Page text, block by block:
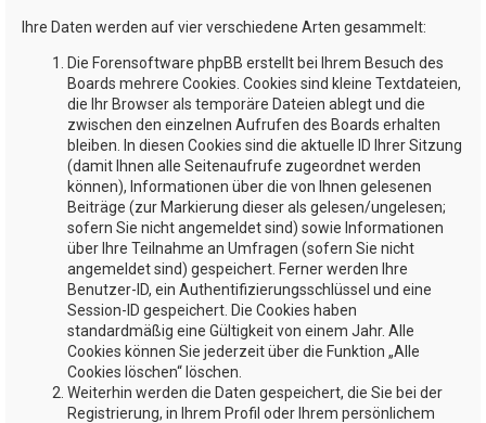
Ihre Daten werden auf vier verschiedene Arten gesammelt:
Die Forensoftware phpBB erstellt bei Ihrem Besuch des
Boards mehrere Cookies. Cookies sind kleine Textdateien,
die Ihr Browser als temporäre Dateien ablegt und die
zwischen den einzelnen Aufrufen des Boards erhalten
bleiben. In diesen Cookies sind die aktuelle ID Ihrer Sitzung
(damit Ihnen alle Seitenaufrufe zugeordnet werden
können), Informationen über die von Ihnen gelesenen
Beiträge (zur Markierung dieser als gelesen/ungelesen;
sofern Sie nicht angemeldet sind) sowie Informationen
über Ihre Teilnahme an Umfragen (sofern Sie nicht
angemeldet sind) gespeichert. Ferner werden Ihre
Benutzer-ID, ein Authentifizierungsschlüssel und eine
Session-ID gespeichert. Die Cookies haben
standardmäßig eine Gültigkeit von einem Jahr. Alle
Cookies können Sie jederzeit über die Funktion „Alle
Cookies löschen“ löschen.
Weiterhin werden die Daten gespeichert, die Sie bei der
Registrierung, in Ihrem Profil oder Ihrem persönlichem